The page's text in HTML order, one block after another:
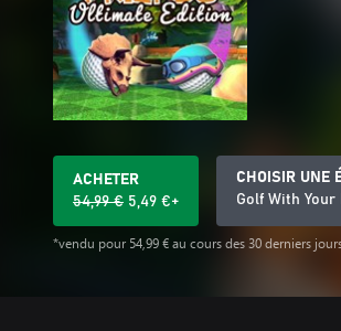
ACHETER
54,99 € 5,49 €+
*vendu pour 54,99 € au cours des 30 derniers
CHOISIR UNE
Golf With